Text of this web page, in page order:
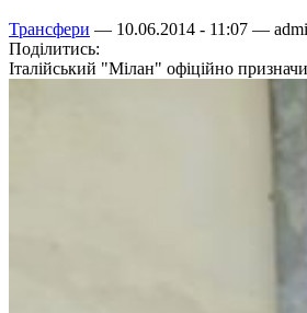
Трансфери — 10.06.2014 - 11:07 —
Поділитись:
Італійський "Мілан" офіційно